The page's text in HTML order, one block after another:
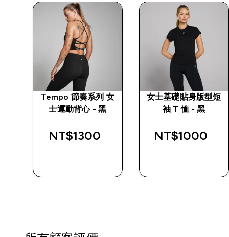
Tempo 節奏系列 女
士運動背心 - 黑
NT$1300‎
女士基礎貼身版型短
袖 T 恤 - 黑
NT$1000‎